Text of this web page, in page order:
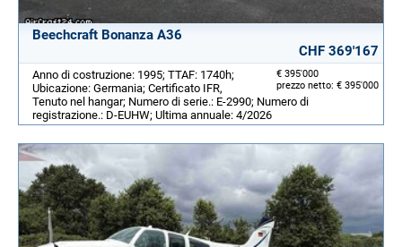
Beechcraft Bonanza A36
CHF 369'167
€ 395'000
prezzo netto: € 395'000
Anno di costruzione: 1995; TTAF: 1740h;
Ubicazione: Germania; Certificato IFR,
Tenuto nel hangar; Numero di serie.: E-2990; Numero di
registrazione.: D-EUHW; Ultima annuale: 4/2026